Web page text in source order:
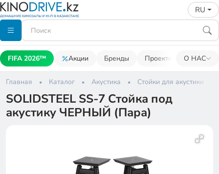
RU
FIFA 2026™ Акции Бренды Проекторы О НАС
Главная Каталог Акустика Стойки для акустики
SOLIDSTEEL SS-7 Стойка под
акустику ЧЕРНЫЙ (Пара)